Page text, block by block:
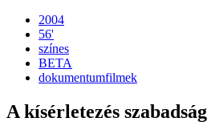
2004
56'
színes
BETA
dokumentumfilmek
A kísérletezés